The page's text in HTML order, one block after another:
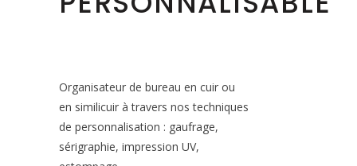
Organisateur de bureau en cuir ou
en similicuir à travers nos techniques
de personnalisation : gaufrage,
sérigraphie, impression UV,